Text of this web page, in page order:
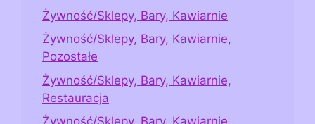
Żywność/Sklepy, Bary, Kawiarnie
Żywność/Sklepy, Bary, Kawiarnie,
Pozostałe
Żywność/Sklepy, Bary, Kawiarnie,
Restauracja